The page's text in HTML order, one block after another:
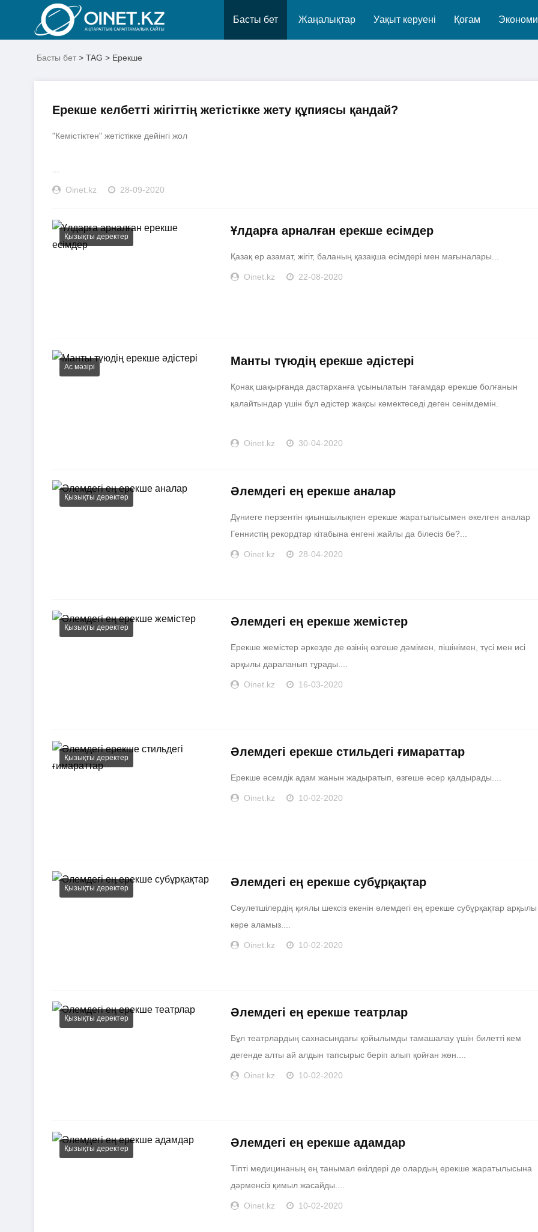
Басты бет Жаңалықтар Уақыт керуені Қоғам
Басты бет > TAG > Ерекше
Ерекше келбетті жігіттің жетістікке жету құпиясы қандай?
"Кемістіктен" жетістікке дейінгі жол
Oinet.kz 28-09-2020
Қызықты деректер Ұлдарға арналған ерекше есімдер
Қазақ ер азамат, жігіт, баланың қазақша есімдері мен мағыналары...
Oinet.kz 22-08-2020
Ас мәзірі Манты түюдің ерекше әдістері
Қонақ шақырғанда дастарханға ұсынылатын тағамдар ерекше болғанын
қалайтындар үшін бұл әдістер жақсы көмектеседі деген сенімдемін.
...
Oinet.kz 30-04-2020
Қызықты деректер Әлемдегі ең ерекше аналар
Дүниеге перзентін қиыншылықпен ерекше жаратылысымен әкелген аналар
Геннистің рекордтар кітабына енгені жайлы да білесіз бе?...
Oinet.kz 28-04-2020
Қызықты деректер Әлемдегі ең ерекше жемістер
Ерекше жемістер әркезде де өзінің өзгеше дәмімен, пішінімен, түсі мен исі
арқылы дараланып тұрады....
Oinet.kz 16-03-2020
Қызықты деректер Әлемдегі ерекше стильдегі ғимараттар
Ерекше әсемдік адам жанын жадыратып, өзгеше әсер қалдырады....
Oinet.kz 10-02-2020
Қызықты деректер Әлемдегі ең ерекше субұрқақтар
Сәулетшілердің қиялы шексіз екенін әлемдегі ең ерекше субұрқақтар арқылы
көре аламыз....
Oinet.kz 10-02-2020
Қызықты деректер Әлемдегі ең ерекше театрлар
Бұл театрлардың сахнасындағы қойылымды тамашалау үшін билетті кем
дегенде алты ай алдын тапсырыс беріп алып қойған жөн....
Oinet.kz 10-02-2020
Қызықты деректер Әлемдегі ең ерекше адамдар
Тіпті медицинаның ең танымал өкілдері де олардың ерекше жаратылысына
дәрменсіз қимыл жасайды....
Oinet.kz 10-02-2020